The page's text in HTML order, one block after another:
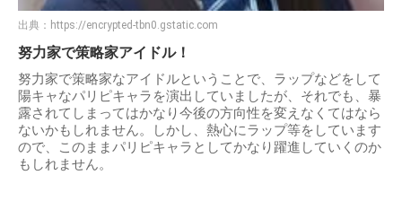
出典： https://encrypted-tbn0.gstatic.com
努力家で策略家アイドル！
努力家で策略家なアイドルということで、ラップなどをして
陽キャなパリピキャラを演出していましたが、それでも、暴
露されてしまってはかなり今後の方向性を変えなくてはなら
ないかもしれません。しかし、熱心にラップ等をしています
ので、このままパリピキャラとしてかなり躍進していくのか
もしれません。